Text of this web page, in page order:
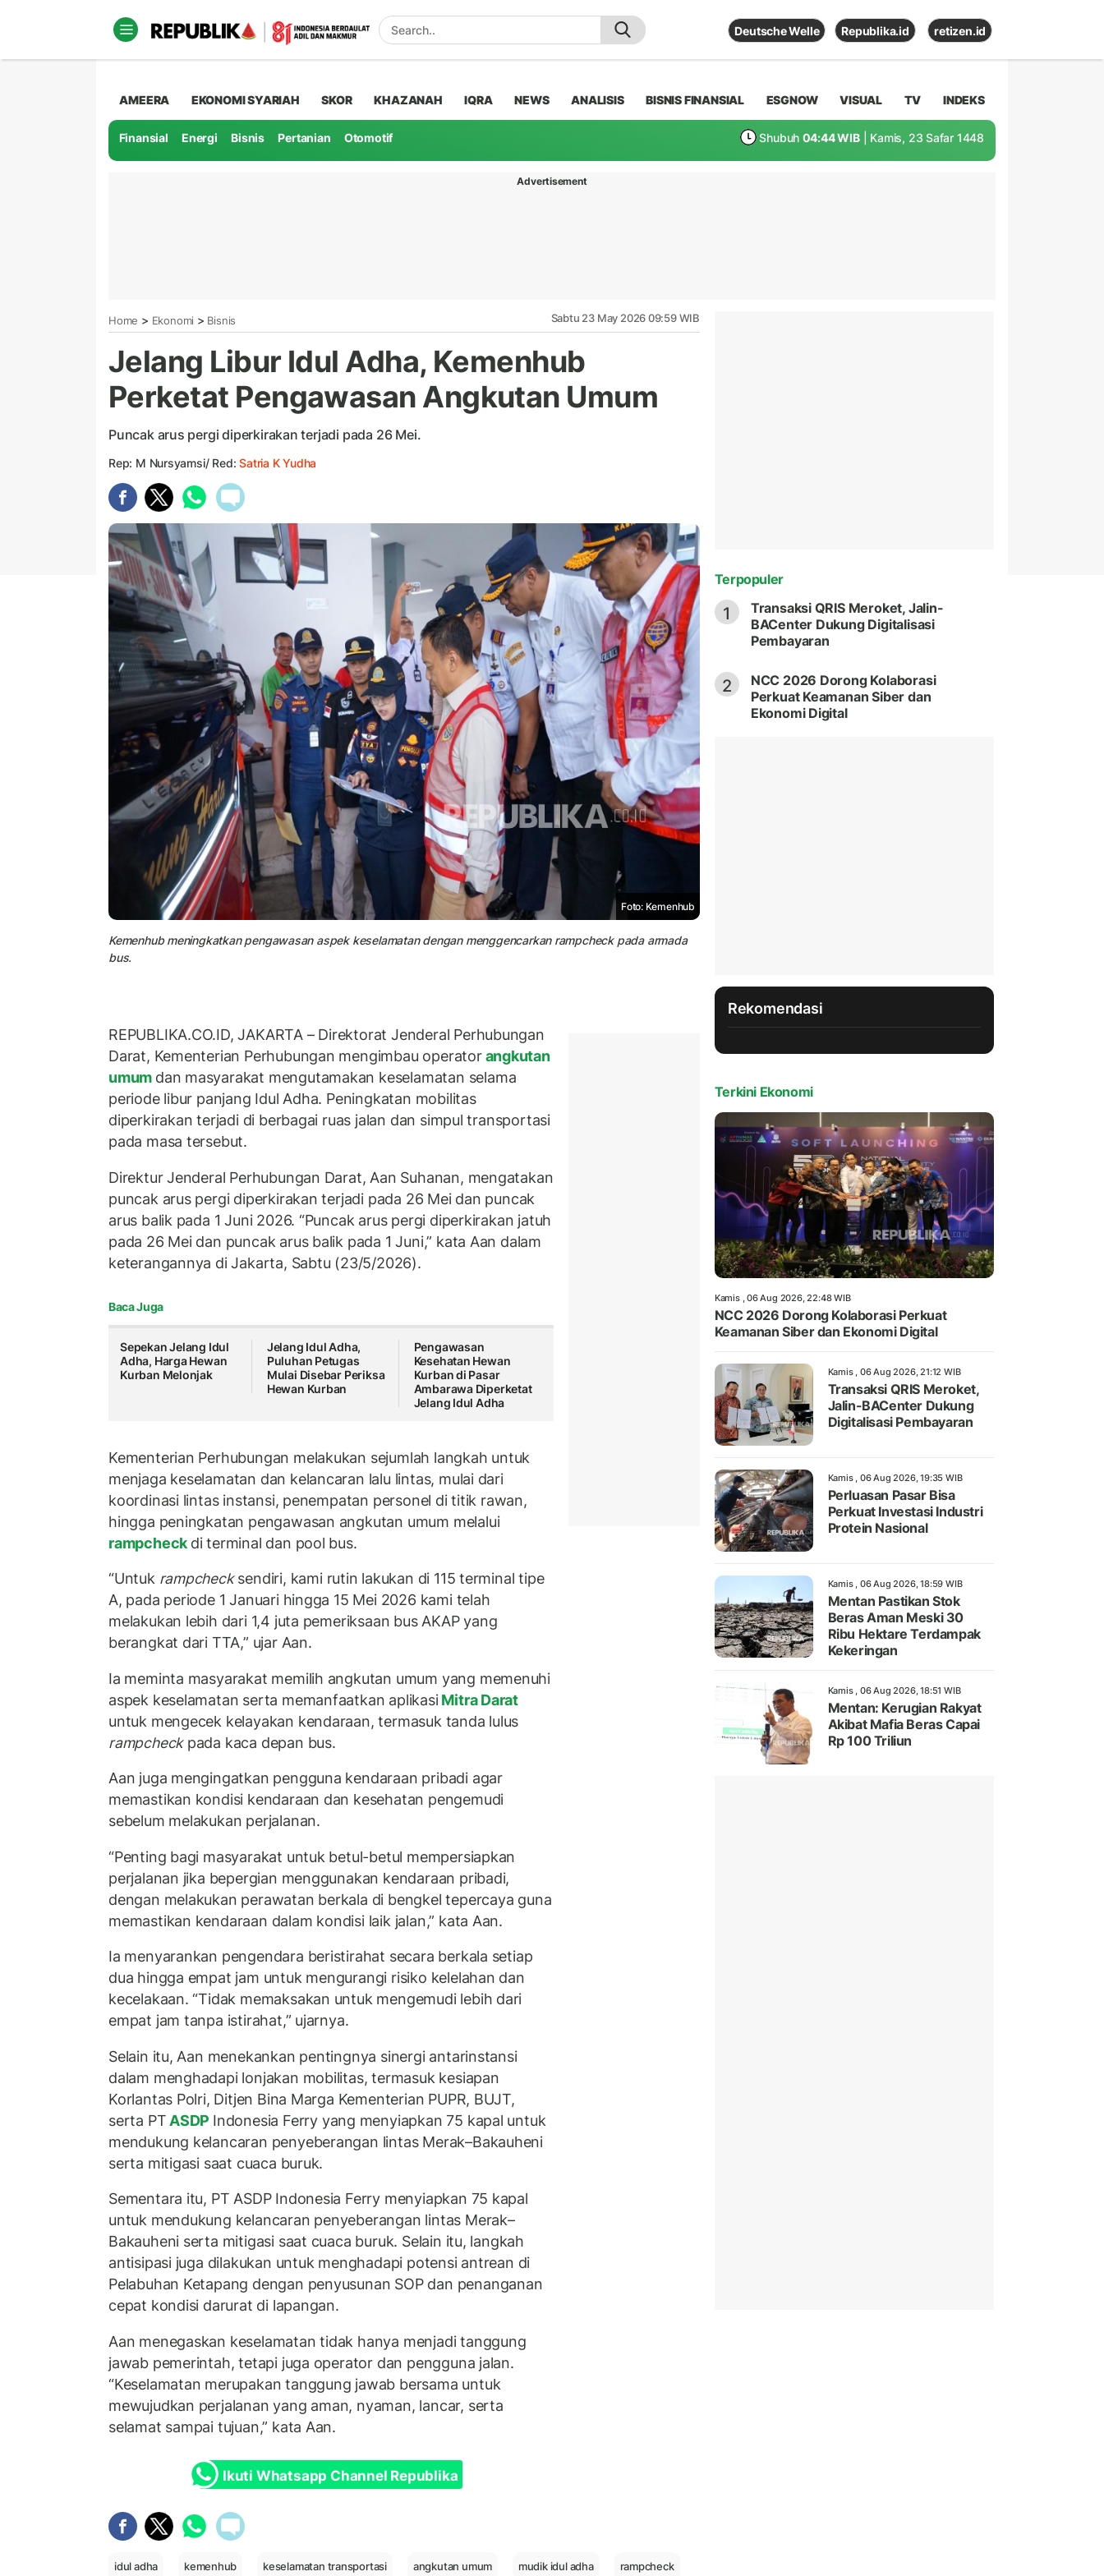
Deutsche Welle Republika.id retizen.id
AMEERA EKONOMI SYARIAH SKOR KHAZANAH IQRA NEWS ANALISIS BISNIS FINANSIAL ESGNOW VISUAL TV INDEKS
Finansial Energi Bisnis Pertanian Otomotif Shubuh 04:44 WIB | Kamis, 23 Safar 1448
Advertisement
Home > Ekonomi > Bisnis Sabtu 23 May 2026 09:59 WIB
Jelang Libur Idul Adha, Kemenhub
Perketat Pengawasan Angkutan Umum
Puncak arus pergi diperkirakan terjadi pada 26 Mei.
Rep: M Nursyamsi/ Red:Satria K Yudha
Foto: Kemenhub
Kemenhub meningkatkan pengawasan aspek keselamatan dengan menggencarkan rampcheck pada armada
bus.
REPUBLIKA.CO.ID, JAKARTA – Direktorat Jenderal Perhubungan
Darat, Kementerian Perhubungan mengimbau operatorangkutan
umum dan masyarakat mengutamakan keselamatan selama
periode libur panjang Idul Adha. Peningkatan mobilitas
diperkirakan terjadi di berbagai ruas jalan dan simpul transportasi
pada masa tersebut.
Direktur Jenderal Perhubungan Darat, Aan Suhanan, mengatakan
puncak arus pergi diperkirakan terjadi pada 26 Mei dan puncak
arus balik pada 1 Juni 2026. “Puncak arus pergi diperkirakan jatuh
pada 26 Mei dan puncak arus balik pada 1 Juni,” kata Aan dalam
keterangannya di Jakarta, Sabtu (23/5/2026).
Baca Juga
Sepekan Jelang Idul
Adha, Harga Hewan
Kurban Melonjak
Jelang Idul Adha,
Puluhan Petugas
Mulai Disebar Periksa
Hewan Kurban
Pengawasan
Kesehatan Hewan
Kurban di Pasar
Ambarawa Diperketat
Jelang Idul Adha
Kementerian Perhubungan melakukan sejumlah langkah untuk
menjaga keselamatan dan kelancaran lalu lintas, mulai dari
koordinasi lintas instansi, penempatan personel di titik rawan,
hingga peningkatan pengawasan angkutan umum melalui
rampcheck di terminal dan pool bus.
“Untuk rampchecksendiri, kami rutin lakukan di 115 terminal tipe
A, pada periode 1 Januari hingga 15 Mei 2026 kami telah
melakukan lebih dari 1,4 juta pemeriksaan bus AKAP yang
berangkat dari TTA,” ujar Aan.
Ia meminta masyarakat memilih angkutan umum yang memenuhi
aspek keselamatan serta memanfaatkan aplikasiMitra Darat
untuk mengecek kelayakan kendaraan, termasuk tanda lulus
rampcheckpada kaca depan bus.
Aan juga mengingatkan pengguna kendaraan pribadi agar
memastikan kondisi kendaraan dan kesehatan pengemudi
sebelum melakukan perjalanan.
“Penting bagi masyarakat untuk betul-betul mempersiapkan
perjalanan jika bepergian menggunakan kendaraan pribadi,
dengan melakukan perawatan berkala di bengkel tepercaya guna
memastikan kendaraan dalam kondisi laik jalan,” kata Aan.
Ia menyarankan pengendara beristirahat secara berkala setiap
dua hingga empat jam untuk mengurangi risiko kelelahan dan
kecelakaan. “Tidak memaksakan untuk mengemudi lebih dari
empat jam tanpa istirahat,” ujarnya.
Selain itu, Aan menekankan pentingnya sinergi antarinstansi
dalam menghadapi lonjakan mobilitas, termasuk kesiapan
Korlantas Polri, Ditjen Bina Marga Kementerian PUPR, BUJT,
serta PT ASDP Indonesia Ferry yang menyiapkan 75 kapal untuk
mendukung kelancaran penyeberangan lintas Merak–Bakauheni
serta mitigasi saat cuaca buruk.
Sementara itu, PT ASDP Indonesia Ferry menyiapkan 75 kapal
untuk mendukung kelancaran penyeberangan lintas Merak–
Bakauheni serta mitigasi saat cuaca buruk. Selain itu, langkah
antisipasi juga dilakukan untuk menghadapi potensi antrean di
Pelabuhan Ketapang dengan penyusunan SOP dan penanganan
cepat kondisi darurat di lapangan.
Aan menegaskan keselamatan tidak hanya menjadi tanggung
jawab pemerintah, tetapi juga operator dan pengguna jalan.
“Keselamatan merupakan tanggung jawab bersama untuk
mewujudkan perjalanan yang aman, nyaman, lancar, serta
selamat sampai tujuan,” kata Aan.
Ikuti Whatsapp Channel Republika
idul adha kemenhub keselamatan transportasi angkutan umum mudik idul adha rampcheck
Terpopuler
1
Transaksi QRIS Meroket, Jalin-
BACenter Dukung Digitalisasi
Pembayaran
2
NCC 2026 Dorong Kolaborasi
Perkuat Keamanan Siber dan
Ekonomi Digital
Rekomendasi
Terkini Ekonomi
Kamis , 06 Aug 2026, 22:48 WIB
NCC 2026 Dorong Kolaborasi Perkuat
Keamanan Siber dan Ekonomi Digital
Kamis , 06 Aug 2026, 21:12 WIB
Transaksi QRIS Meroket,
Jalin-BACenter Dukung
Digitalisasi Pembayaran
Kamis , 06 Aug 2026, 19:35 WIB
Perluasan Pasar Bisa
Perkuat Investasi Industri
Protein Nasional
Kamis , 06 Aug 2026, 18:59 WIB
Mentan Pastikan Stok
Beras Aman Meski 30
Ribu Hektare Terdampak
Kekeringan
Kamis , 06 Aug 2026, 18:51 WIB
Mentan: Kerugian Rakyat
Akibat Mafia Beras Capai
Rp 100 Triliun